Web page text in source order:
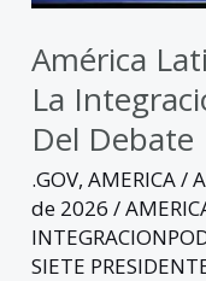
América
La
Del Debate
.GOV,AMERICA/
de 2026/
SIETE
centro
del
debate